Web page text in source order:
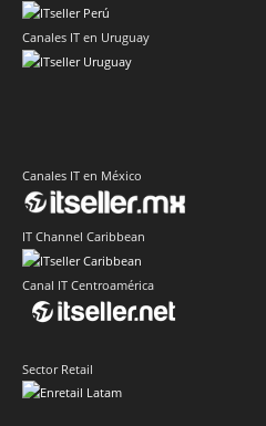
Canales IT en Uruguay
Canales IT en México
IT Channel Caribbean
Canal IT Centroamérica
Sector Retail